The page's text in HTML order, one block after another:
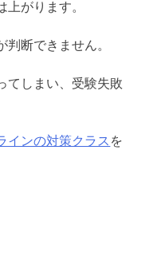
がります。
断できません。
てしまい、受験失敗
インの対策クラス を